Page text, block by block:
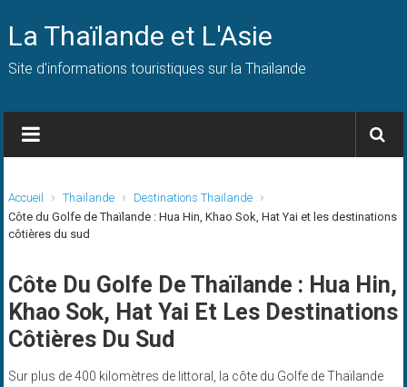
to
content
La Thaïlande et L'Asie
Site d'informations touristiques sur la Thaïlande
Accueil Thaïlande
Destinations Thaïlande
Côte du Golfe de Thaïlande : Hua Hin, Khao Sok, Hat Yai et les destinations
côtières du sud
Côte Du Golfe De Thaïlande : Hua Hin,
Khao Sok, Hat Yai Et Les Destinations
Côtières Du Sud
Sur plus de 400 kilomètres de littoral, la côte du Golfe de Thaïlande